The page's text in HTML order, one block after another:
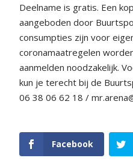
Deelname is gratis. Een
aangeboden door
consumpties zijn voor
coronamaatregelen
aanmelden noodzakelijk.
kun je terecht bij de
06 38 06 62 18 /
Facebook